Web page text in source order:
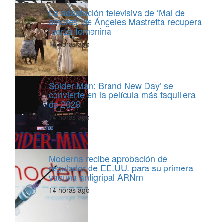
La adaptación televisiva de ‘Mal de
amores’ de Ángeles Mastretta recupera
fuerza femenina
14 horas ago
Spider-Man: Brand New Day’ se
convierte en la película más taquillera
de 2026
14 horas ago
Moderna recibe aprobación de
regulador de EE.UU. para su primera
vacuna antigripal ARNm
14 horas ago